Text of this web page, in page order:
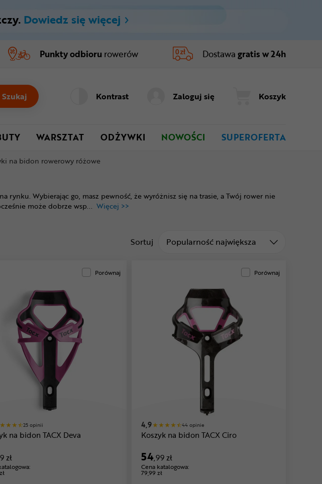
Dowiedz się więcej
Punkty odbioru rowerów Dostawa gratis w 24h
Szukaj Kontrast Zaloguj się Koszyk
WARSZTAT ODŻYWKI NOWOŚCI SUPEROFERTA
na bidon rowerowy różowe
Wybierając go, masz pewność, że wyróżnisz się na trasie, a Twój rower nie
może dobrze wsp... Więcej >>
Sortuj Sortuj od
Popularność największa
Porównaj
25 opinii
na bidon TACX Deva
zł
Porównaj
4,9 44 opinie
Koszyk na bidon TACX Ciro
54,99 zł
Cena katalogowa:
79,99 zł